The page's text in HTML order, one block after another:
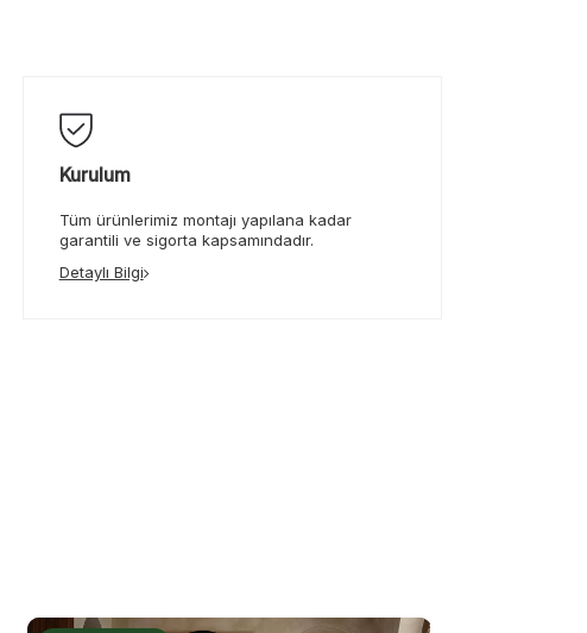
Kurulum
Tüm ürünlerimiz montajı yapılana kadar
garantili ve sigorta kapsamındadır.
Detaylı Bilgi